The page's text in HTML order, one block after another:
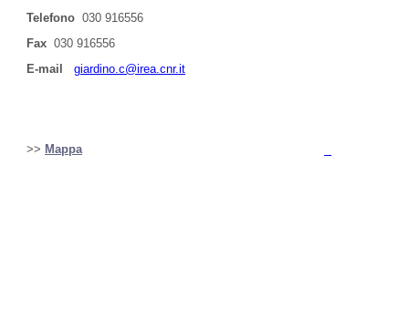
Telefono 030 916556
Fax 030 916556
E-mail
giardino.c@irea.cnr.it
>> Mappa